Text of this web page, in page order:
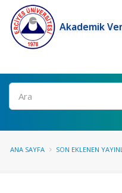
Akademik
Ara
ANA SAYFA SON EKLENEN